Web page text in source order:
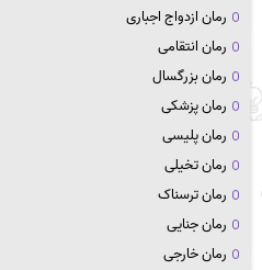
رمان ازدواج اجباری
رمان انتقامی
رمان بزرگسال
رمان پزشکی
رمان پلیسی
رمان تخیلی
رمان ترسناک
رمان جنایی
رمان خارجی